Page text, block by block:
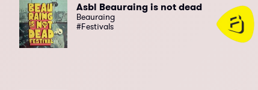
Asbl Beauraing is not dead
Beauraing
#Festivals